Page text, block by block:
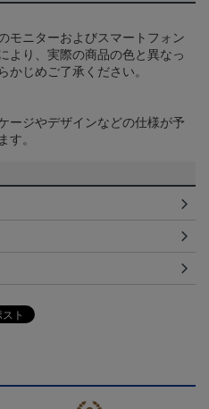
モニターおよびスマートフォン
より、実際の商品の色と異なっ
かじめご了承ください。
ージやデザインなどの仕様が予
す。